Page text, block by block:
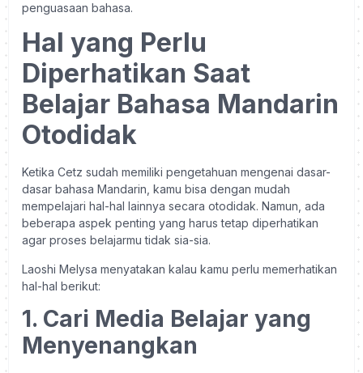
penguasaan bahasa.
Hal yang Perlu
Diperhatikan Saat
Belajar Bahasa Mandarin
Otodidak
Ketika Cetz sudah memiliki pengetahuan mengenai dasar-
dasar bahasa Mandarin, kamu bisa dengan mudah
mempelajari hal-hal lainnya secara otodidak. Namun, ada
beberapa aspek penting yang harus tetap diperhatikan
agar proses belajarmu tidak sia-sia.
Laoshi Melysa menyatakan kalau kamu perlu memerhatikan
hal-hal berikut:
1. Cari Media Belajar yang
Menyenangkan